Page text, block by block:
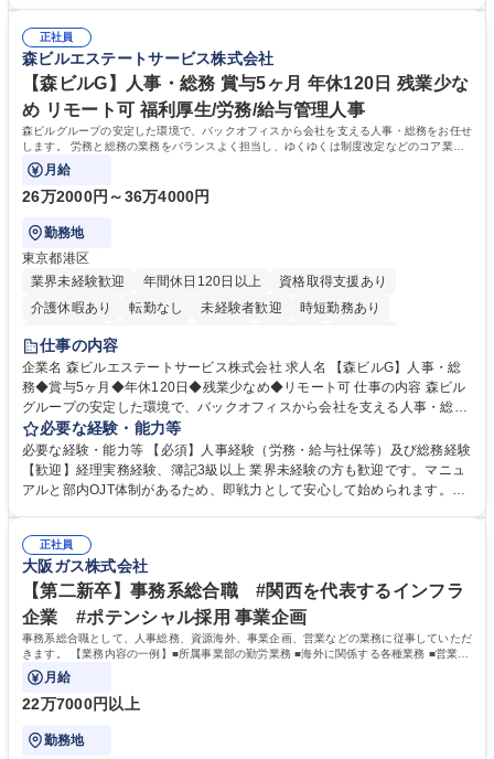
ルプロデュースしているため、商品に関わる全ての業務をサポート頂きま
す。 募集職種 東京都中央区【営業事務・貿易事務】食品商社/残業少なめ/
リモート等相談可
の強み】1991年の設立以来、外食産業を中心としたお客様の多様なニー
ズに沿った冷凍水産物等の生産・輸入・販売を一貫して手掛けています。
自社工場と海外拠点の強固な連携によるワンストップサービスが最大の強
みです。 学歴・資格 学歴：大学院 大学 語学力：英語 資格：
正社員
森ビルエステートサービス株式会社
【森ビルG】人事・総務 賞与5ヶ月 年休120日 残業少な
め リモート可 福利厚生/労務/給与管理人事
森ビルグループの安定した環境で、バックオフィスから会社を支える人事・総務をお任せ
します。 労務と総務の業務をバランスよく担当し、ゆくゆくは制度改定などのコア業務
にも挑戦できる、やりがいある環境です。
月給
26万2000円～36万4000円
勤務地
東京都港区
業界未経験歓迎
年間休日120日以上
資格取得支援あり
介護休暇あり
転勤なし 未経験者歓迎
時短勤務あり
経験者歓迎
完全週休2日制
交通費支給 長期歓迎 駅近5分以内 土日祝休み
仕事の内容
企業名 森ビルエステートサービス株式会社 求人名 【森ビルG】人事・総
務◆賞与5ヶ月◆年休120日◆残業少なめ◆リモート可 仕事の内容 森ビル
グループの安定した環境で、バックオフィスから会社を支える人事・総務
をお任せします。 労務と総務の業務をバランスよく担当し、ゆくゆくは制
度改定などのコア業務にも挑戦できる、やりがいある環境です。 ■勤怠管
理、給与計算、社会保険手続き、年末調整等の労務管理全般 ■入退社手続
き、社内規定の改定や人事制度改定などのコア業務 ■社内イベントの企画
でも質問・相談できる環境が整っているため、安心して成長できます。 募
集職種 【森ビルG】人事・総務◆賞与5ヶ月◆年休120日◆残業少なめ◆
リモート可
必要な経験・能力等
必要な経験・能力等 【必須】人事経験（労務・給与社保等）及び総務経験
【歓迎】経理実務経験、簿記3級以上 業界未経験の方も歓迎です。マニュ
アルと部内OJT体制があるため、即戦力として安心して始められます。
務に挑戦できるため、自身の成長と組織への貢献度をダイレクトに実感で
きます。 残業少なめ、週1日リモート可など、ワークライフバランスを保
ち長期活躍できる環境です。 「これまでの幅広い経験を活かし、長期的な
キャリアを築きたい」という前向きな意欲と挑戦を全力で応援します。 学
歴・資格 学歴：大学院 大学 高専 短大 専修学校 高校 語学力： 資格：日商
簿記検定1級 日商簿記検定2級 日商簿記検定3級
正社員
大阪ガス株式会社
【第二新卒】事務系総合職 #関西を代表するインフラ
企業 #ポテンシャル採用 事業企画
事務系総合職として、人事総務、資源海外、事業企画、営業などの業務に従事していただ
きます。 【業務内容の一例】■所属事業部の勤労業務 ■海外に関係する各種業務 ■営業部
門の企画スタッフ、ルート営業
月給
22万7000円以上
勤務地